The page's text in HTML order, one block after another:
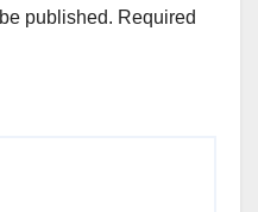
published. Required